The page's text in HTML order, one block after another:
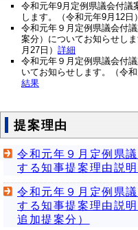
令和元年9月定例県議会付議
します。（令和元年9月12日）
令和元年９月定例県議会付
案分）についてお知らせし
月27日） 詳細
令和元年９月定例県議会付
いてお知らせします。（令和
結果
提案理由
令和元年９月定例県
する知事提案理由説
令和元年９月定例県
する知事提案理由説
追加提案分）